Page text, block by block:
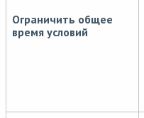
Ограничить общее
время условий